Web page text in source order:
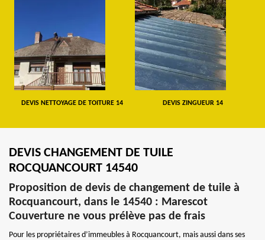
DEVIS NETTOYAGE DE TOITURE 14 DEVIS ZINGUEUR 14
DEVIS CHANGEMENT DE TUILE
ROCQUANCOURT 14540
Proposition de devis de changement de tuile à
Rocquancourt, dans le 14540 : Marescot
Couverture ne vous prélève pas de frais
Pour les propriétaires d’immeubles à Rocquancourt, mais aussi dans ses